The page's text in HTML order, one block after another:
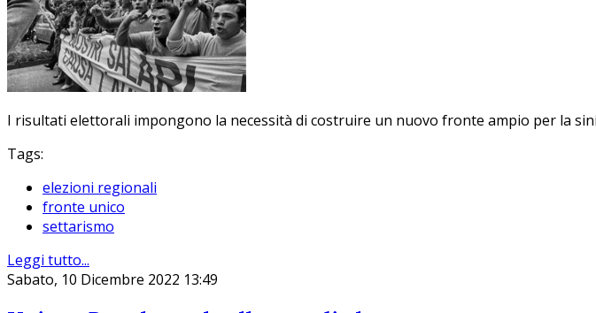
I risultati elettorali impongono la necessità di costruire un nuovo fronte ampio per la
Tags:
elezioni regionali
fronte unico
settarismo
Leggi tutto...
Sabato, 10 Dicembre 2022 13:49